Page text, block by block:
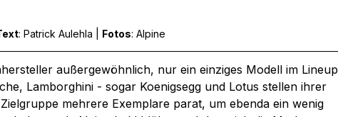
: Patrick Aulehla | Fotos: Alpine
außergewöhnlich, nur ein einziges Modell im Lineup
Lamborghini - sogar Koenigsegg und Lotus stellen ihrer
mehrere Exemplare parat, um ebenda ein wenig